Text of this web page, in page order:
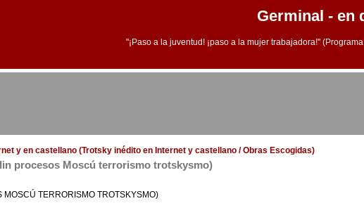
Germinal - en
"¡Paso a la juventud! ¡paso a la mujer trabajadora!"
y en castellano (Trotsky inédito en Internet y castellano / Obras Escogidas)
procesos Moscú terrorismo trotskysmo)
MOSCÚ TERRORISMO TROTSKYSMO)